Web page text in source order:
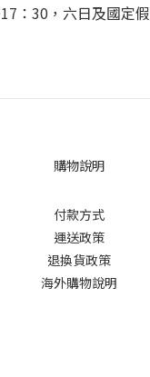
：30，六日及國定
購物說明
付款方式
運送政策
退換貨政策
海外購物說明